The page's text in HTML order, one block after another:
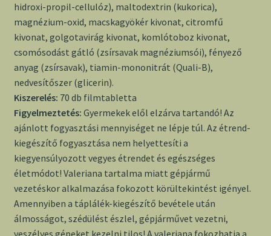
hidroxi-propil-cellulóz), maltodextrin (kukorica),
magnézium-oxid, macskagyökér kivonat, citromfű
kivonat, golgotavirág kivonat, komlótoboz kivonat,
csomósodást gátló (zsírsavak magnéziumsói), fényező
anyag (zsírsavak), tiamin-mononitrát (Quali-B),
nedvesítőszer (glicerin).
Kiszerelés: 70 db filmtabletta
Figyelmeztetés: Gyermekek elől elzárva tartandó! Az
ajánlott fogyasztási mennyiséget ne lépje túl. Az étrend-
kiegészítő fogyasztása nem helyettesíti a
kiegyensúlyozott vegyes étrendet és egészséges
életmódot! Valeriana tartalma miatt gépjármű
vezetéskor alkalmazása fokozott körültekintést igényel.
Amennyiben a táplálék-kiegészítő bevétele után
álmosságot, szédülést észlel, gépjárművet vezetni,